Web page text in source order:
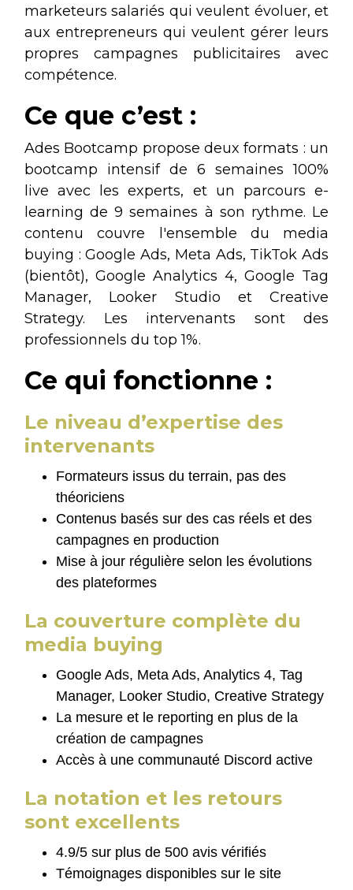
marketeurs salariés qui veulent évoluer, et
aux entrepreneurs qui veulent gérer leurs
propres campagnes publicitaires avec
compétence.
Ce que c’est :
Ades Bootcamp propose deux formats : un
bootcamp intensif de 6 semaines 100%
live avec les experts, et un parcours e-
learning de 9 semaines à son rythme. Le
contenu couvre l'ensemble du media
buying : Google Ads, Meta Ads, TikTok Ads
(bientôt), Google Analytics 4, Google Tag
Manager, Looker Studio et Creative
Strategy. Les intervenants sont des
professionnels du top 1%.
Ce qui fonctionne :
Le niveau d’expertise des
intervenants
Formateurs issus du terrain, pas des
théoriciens
Contenus basés sur des cas réels et des
campagnes en production
Mise à jour régulière selon les évolutions
des plateformes
La couverture complète du
media buying
Google Ads, Meta Ads, Analytics 4, Tag
Manager, Looker Studio, Creative Strategy
La mesure et le reporting en plus de la
création de campagnes
Accès à une communauté Discord active
La notation et les retours
sont excellents
4.9/5 sur plus de 500 avis vérifiés
Témoignages disponibles sur le site